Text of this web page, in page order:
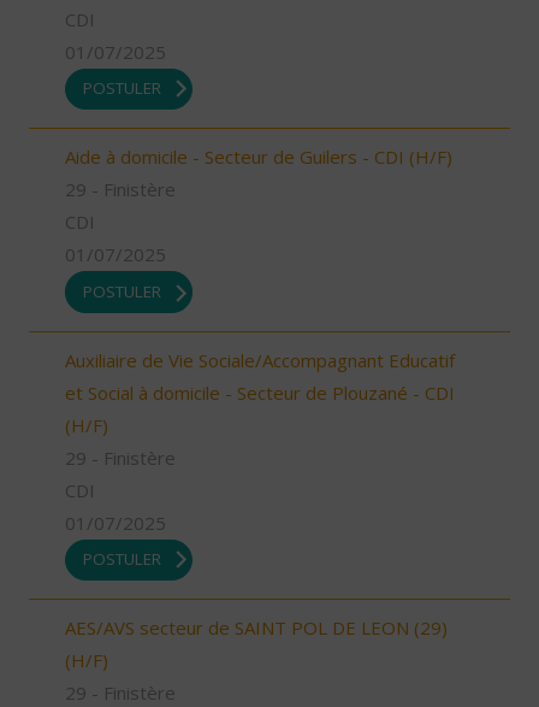
CDI
01/07/2025
POSTULER
Aide à domicile - Secteur de Guilers - CDI (H/F)
29 - Finistère
CDI
01/07/2025
POSTULER
Auxiliaire de Vie Sociale/Accompagnant Educatif
et Social à domicile - Secteur de Plouzané - CDI
(H/F)
29 - Finistère
CDI
01/07/2025
POSTULER
AES/AVS secteur de SAINT POL DE LEON (29)
(H/F)
29 - Finistère